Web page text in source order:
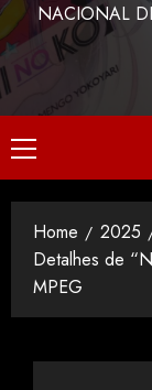
NACIONAL
Home 2025
Detalhes de
MPEG